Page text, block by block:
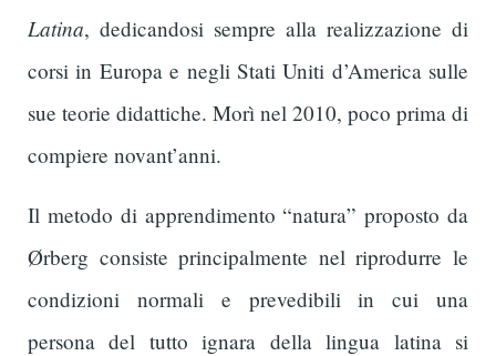
Latina, dedicandosi sempre alla realizzazione di
corsi in Europa e negli Stati Uniti d’America sulle
sue teorie didattiche. Morì nel 2010, poco prima di
compiere novant’anni.
Il metodo di apprendimento “natura” proposto da
Ørberg consiste principalmente nel riprodurre le
condizioni normali e prevedibili in cui una
persona del tutto ignara della lingua latina si